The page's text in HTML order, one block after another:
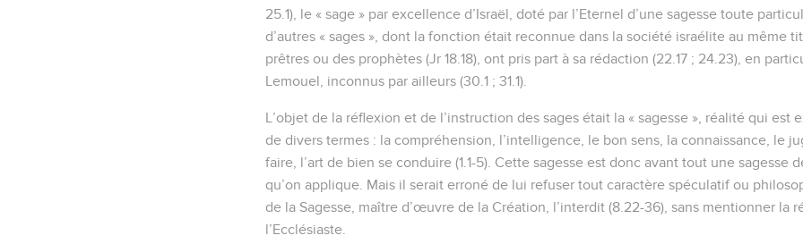
25.1), le « sage » par excellence d’Israël, doté par l’Eternel d’une sagesse toute
d’autres « sages », dont la fonction était reconnue dans la société israélite au même
prêtres ou des prophètes (Jr 18.18), ont pris part à sa rédaction (22.17 ; 24.23), en
Lemouel, inconnus par ailleurs (30.1 ; 31.1).
L’objet de la réflexion et de l’instruction des sages était la « sagesse », réalité qui est
de divers termes : la compréhension, l’intelligence, le bon sens, la connaissance, le
faire, l’art de bien se conduire (1.1-5). Cette sagesse est donc avant tout une sagesse
qu’on applique. Mais il serait erroné de lui refuser tout caractère spéculatif ou
de la Sagesse, maître d’œuvre de la Création, l’interdit (8.22-36), sans mentionner la
l’Ecclésiaste.